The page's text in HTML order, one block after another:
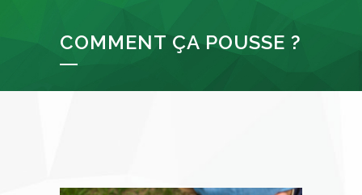
COMMENT ÇA POUSSE ?